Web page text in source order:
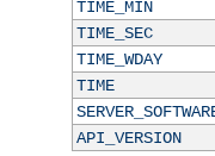
TIME_MIN
TIME_SEC
TIME_WDAY
TIME
API_VERSION